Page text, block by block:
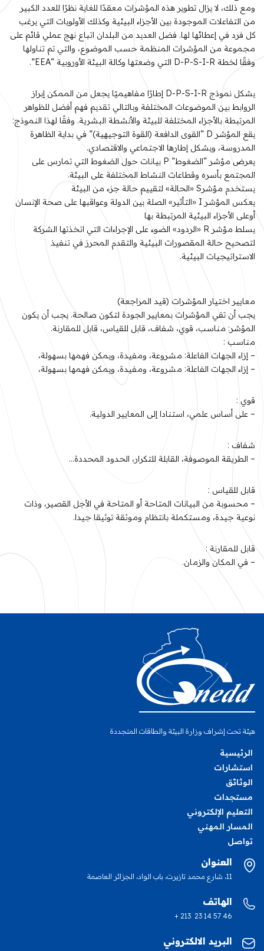
ومع ذلك، لا يزال تطوير هذه المؤشرات معقدًا للغاية نظرًا للعدد الكبير
من التفاعلات الموجودة بين الأجزاء البيئية وكذلك الأولويات التي يرغب
كل فرد في إعطائها لها. فضل العديد من البلدان اتباع نهج عملي قائم على
مجموعة من المؤشرات المنظمة حسب الموضوع، والتي تم تناولها
وفقًا لخطة D-P-S-I-R التي وضعتها وكالة البيئة الأوروبية “EEA”.
يشكل نموذج D-P-S-I-R إطارًا مفاهيميًا يجعل من الممكن إبراز
الروابط بين الموضوعات المختلفة وبالتالي تقديم فهم أفضل للظواهر
المرتبطة بالأجزاء المختلفة للبيئة والأنشطة البشرية. وفقًا لهذا النموذج:
يقع المؤشر D “القوى الدافعة (القوة التوجيهية)” في بداية الظاهرة
المدروسة، ويشكل إطارها الاجتماعي والاقتصادي.
يعرض مؤشر “الضغوط” P بيانات حول الضغوط التي تمارس على
المجتمع بأسره وقطاعات النشاط المختلفة على البيئة.
يستخدم مؤشرS «الحالة» لتقييم حالة جزء من البيئة
يعكس المؤشر I «التأثير» الصلة بين الدولة وعواقبها على صحة الإنسان
أوعلى الأجزاء البيئية المرتبطة بها
يسلط مؤشر R «الردود» الضوء على الإجراءات التي اتخذتها الشركة
لتصحيح حالة المقصورات البيئية والتقدم المحرز في تنفيذ
الاستراتيجيات البيئية.
معايير اختيار المؤشرات (قيد المراجعة)
يجب أن تفي المؤشرات بمعايير الجودة لتكون صالحة. يجب أن يكون
المؤشر: مناسب، قوي، شفاف، قابل للقياس، قابل للمقارنة.
مناسب :
– إزاء الجهات الفاعلة: مشروعة، ومفيدة، ويمكن فهمها بسهولة،
– إزاء الجهات الفاعلة: مشروعة، ومفيدة، ويمكن فهمها بسهولة،
قوي :
– على أساس علمي، استنادا إلى المعايير الدولية.
شفاف :
– الطريقة الموصوفة، القابلة للتكرار، الحدود المحددة…
قابل للقياس :
– محسوبة من البيانات المتاحة أو المتاحة في الأجل القصير، وذات
نوعية جيدة، ومستكملة بانتظام وموثقة توثيقا جيدا.
قابل للمقارنة :
– في المكان والزمان.
هيئة تحت إشراف وزارة البيئة والطاقات المتجددة
الرئيسية
استشارات
الوثائق
مستجدات
التعليم الإلكتروني
المسار المهني
تواصل
العنوان
11، شارع محمد تازيرت، باب الواد، الجزائر العاصمة
الهاتف
+ 213 23 14 57 46
البريد الالكتروني